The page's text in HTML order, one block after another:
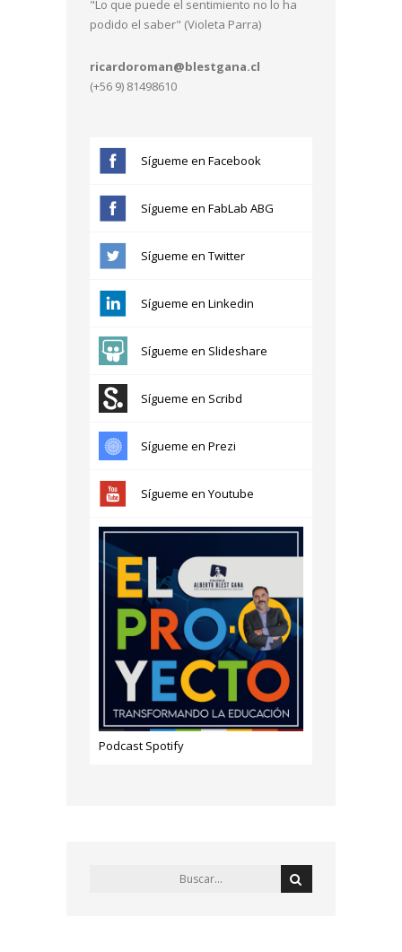
"Lo que puede el sentimiento no lo ha
podido el saber" (Violeta Parra)
ricardoroman@blestgana.cl
(+56 9) 81498610
Sígueme en Facebook
Sígueme en FabLab ABG
Sígueme en Twitter
Sígueme en Linkedin
Sígueme en Slideshare
Sígueme en Scribd
Sígueme en Prezi
Sígueme en Youtube
Podcast Spotify